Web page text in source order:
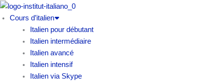
Aller
au
contenu
Cours d’italien
Italien pour débutant
Italien intermédiaire
Italien avancé
Italien intensif
Italien via Skype